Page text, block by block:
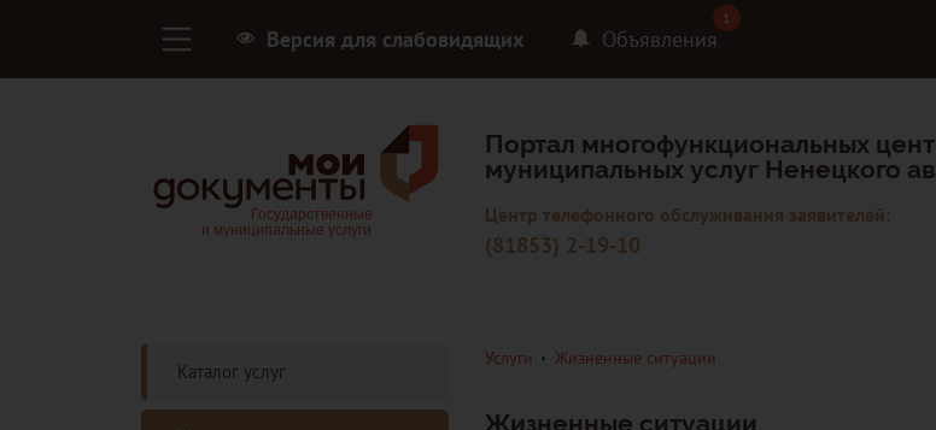
Версия для слабовидящих Объявления
1
1
Портал многофункциональных
муниципальных услуг Ненецкого
Центр телефонного обслуживания заявителей:
(81853) 2-19-10
Каталог услуг
Услуги Жизненные ситуации
Жизненные ситуации